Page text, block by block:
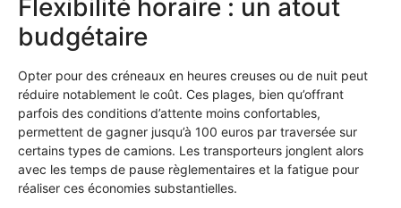
Flexibilité horaire : un atout
budgétaire
Opter pour des créneaux en heures creuses ou de nuit peut
réduire notablement le coût. Ces plages, bien qu’offrant
parfois des conditions d’attente moins confortables,
permettent de gagner jusqu’à 100 euros par traversée sur
certains types de camions. Les transporteurs jonglent alors
avec les temps de pause règlementaires et la fatigue pour
réaliser ces économies substantielles.